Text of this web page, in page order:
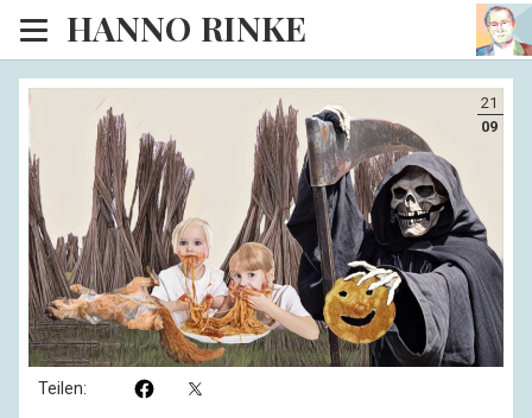
HANNO RINKE
Heim
EISINSEL
Sonntagspredigten
Blog
Lesesaal
Hörsaal
Kinosaal
Teilen:
21
09